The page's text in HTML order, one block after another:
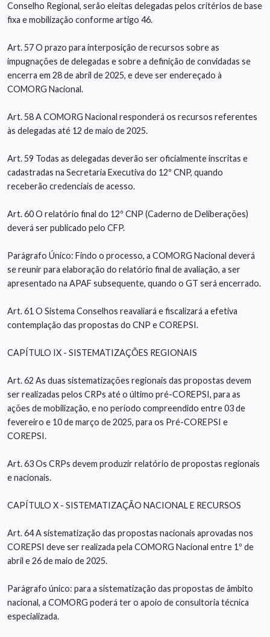
Conselho Regional, serão eleitas delegadas pelos critérios de base
fixa e mobilização conforme artigo 46.
Art. 57 O prazo para interposição de recursos sobre as
impugnações de delegadas e sobre a definição de convidadas se
encerra em 28 de abril de 2025, e deve ser endereçado à
COMORG Nacional.
Art. 58 A COMORG Nacional responderá os recursos referentes
às delegadas até 12 de maio de 2025.
Art. 59 Todas as delegadas deverão ser oficialmente inscritas e
cadastradas na Secretaria Executiva do 12º CNP, quando
receberão credenciais de acesso.
Art. 60 O relatório final do 12º CNP (Caderno de Deliberações)
deverá ser publicado pelo CFP.
Parágrafo Único: Findo o processo, a COMORG Nacional deverá
se reunir para elaboração do relatório final de avaliação, a ser
apresentado na APAF subsequente, quando o GT será encerrado.
Art. 61 O Sistema Conselhos reavaliará e fiscalizará a efetiva
contemplação das propostas do CNP e COREPSI.
CAPÍTULO IX - SISTEMATIZAÇÕES REGIONAIS
Art. 62 As duas sistematizações regionais das propostas devem
ser realizadas pelos CRPs até o último pré-COREPSI, para as
ações de mobilização, e no período compreendido entre 03 de
fevereiro e 10 de março de 2025, para os Pré-COREPSI e
COREPSI.
Art. 63 Os CRPs devem produzir relatório de propostas regionais
e nacionais.
CAPÍTULO X - SISTEMATIZAÇÃO NACIONAL E RECURSOS
Art. 64 A sistematização das propostas nacionais aprovadas nos
COREPSI deve ser realizada pela COMORG Nacional entre 1º de
abril e 26 de maio de 2025.
Parágrafo único: para a sistematização das propostas de âmbito
nacional, a COMORG poderá ter o apoio de consultoria técnica
especializada.